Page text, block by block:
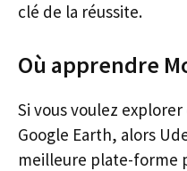
clé de la réussite.
Où apprendre
Si vous voulez
Google Earth, alors
meilleure plate-forme